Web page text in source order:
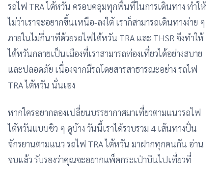
รถไฟ TRA ไต้หวัน ครอบคลุมทุกพื้นที่ในการเดินทาง ทำให้
ไม่ว่าเราจะอยากขึ้นเหนือ-ลงใต้ เราก็สามารถเดินทางง่าย ๆ
ภายในไม่กี่นาทีด้วยรถไฟไต้หวัน TRA และ THSR จึงทำให้
ไต้หวันกลายเป็นเมืองที่เราสามารถท่องเที่ยวได้อย่างสบาย
และปลอดภัย เนื่องจากมีรถโดยสารสาธารณะอย่าง รถไฟ
TRA ไต้หวัน นั่นเอง
หากใครอยากลองเปลี่ยนบรรยากาศมาเที่ยวตามแนวรถไฟ
ไต้หวันแบบชิว ๆ ดูบ้าง วันนี้เราได้รวบรวม 4 เส้นทางปั่น
จักรยานตามแนว รถไฟ TRA ไต้หวัน มาฝากทุกคนกัน อ่าน
จบแล้ว รับรองว่าคุณจะอยากแพ็คกระเป๋าบินไปเที่ยวที่